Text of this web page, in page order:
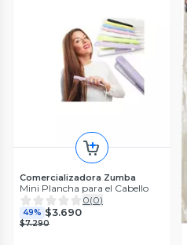
Comercializadora Zumba
Mini Plancha para el Cabello
0(0)
49% $3.690
$7.290